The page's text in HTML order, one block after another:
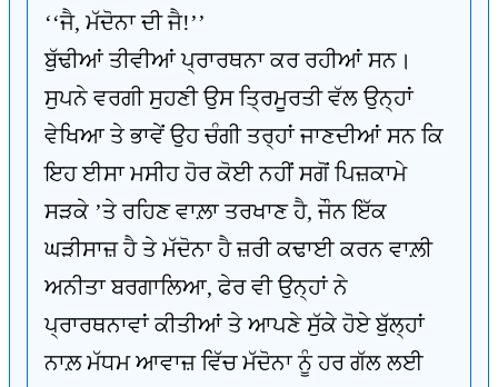
‘‘ਜੈ, ਮੱਦੋਨਾ ਦੀ ਜੈ!’’
ਬੁੱਢੀਆਂ ਤੀਵੀਆਂ ਪ੍ਰਾਰਥਨਾ ਕਰ ਰਹੀਆਂ ਸਨ।
ਸੁਪਨੇ ਵਰਗੀ ਸੁਹਣੀ ਉਸ ਤਿ੍ਰਮੂਰਤੀ ਵੱਲ ਉਨ੍ਹਾਂ
ਵੇਖਿਆ ਤੇ ਭਾਵੇਂ ਉਹ ਚੰਗੀ ਤਰ੍ਹਾਂ ਜਾਣਦੀਆਂ ਸਨ ਕਿ
ਇਹ ਈਸਾ ਮਸੀਹ ਹੋਰ ਕੋਈ ਨਹੀਂ ਸਗੋਂ ਪਿਜ਼ਕਾਮੇ
ਸੜਕੇ ’ਤੇ ਰਹਿਣ ਵਾਲ਼ਾ ਤਰਖਾਣ ਹੈ, ਜੌਨ ਇੱਕ
ਘੜੀਸਾਜ਼ ਹੈ ਤੇ ਮੱਦੋਨਾ ਹੈ ਜ਼ਰੀ ਕਢਾਈ ਕਰਨ ਵਾਲ਼ੀ
ਅਨੀਤਾ ਬਰਗਾਲਿਆ, ਫੇਰ ਵੀ ਉਨ੍ਹਾਂ ਨੇ
ਪ੍ਰਾਰਥਨਾਵਾਂ ਕੀਤੀਆਂ ਤੇ ਆਪਣੇ ਸੁੱਕੇ ਹੋਏ ਬੁੱਲ੍ਹਾਂ
ਨਾਲ਼ ਮੱਧਮ ਆਵਾਜ਼ ਵਿੱਚ ਮੱਦੋਨਾ ਨੂੰ ਹਰ ਗੱਲ ਲਈ